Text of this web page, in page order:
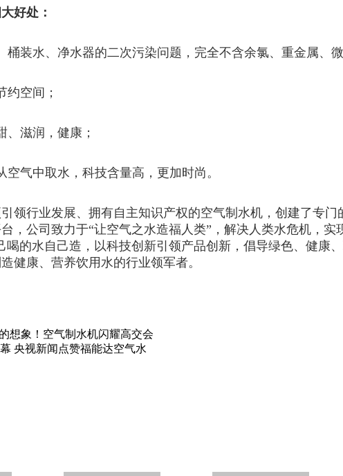
好处：
桶装水、净水器的二次污染问题，完全不含余氯、重金属、
约空间；
、滋润，健康；
空气中取水，科技含量高，更加时尚。
领行业发展、拥有自主知识产权的空气制水机，创建了专门
，公司致力于“让空气之水造福人类”，解决人类水危机，实
喝的水自己造，以科技创新引领产品创新，倡导绿色、健康
健康、营养饮用水的行业领军者。
想象！空气制水机闪耀高交会
央视新闻点赞福能达空气水